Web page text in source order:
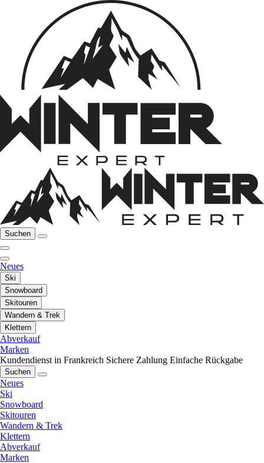
Suchen
Neues
Ski
Snowboard
Skitouren
Wandern & Trek
Klettern
Abverkauf
Marken
Kundendienst in Frankreich Sichere Zahlung Einfache Rückgabe
Suchen
Neues
Ski
Snowboard
Skitouren
Wandern & Trek
Klettern
Abverkauf
Marken